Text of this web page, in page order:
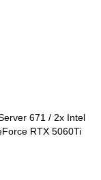
671 / 2х Intel
RTX 5060Ti